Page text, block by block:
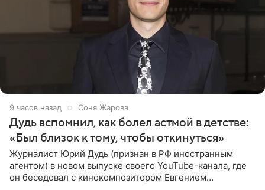
9 часов назад Соня Жарова
Дудь вспомнил, как болел астмой в детстве:
«Был близок к тому, чтобы откинуться»
Журналист Юрий Дудь (признан в РФ иностранным
агентом) в новом выпуске своего YouTube-канала, где
он беседовал с кинокомпозитором Евгением